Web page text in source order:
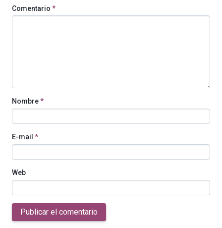
Comentario *
Nombre*
E-mail *
Web
Publicar el comentario